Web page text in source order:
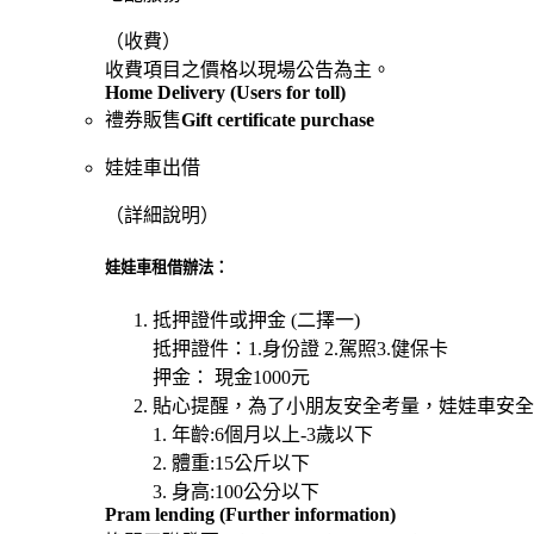
（收費）
收費項目之價格以現場公告為主。
Home Delivery (Users for toll)
禮券販售Gift certificate purchase
娃娃車出借
（詳細說明）
娃娃車租借辦法：
抵押證件或押金 (二擇一)
抵押證件：1.身份證 2.駕照3.健保卡
押金： 現金1000元
貼心提醒，為了小朋友安全考量，娃娃車安全
1. 年齡:6個月以上-3歲以下
2. 體重:15公斤以下
3. 身高:100公分以下
Pram lending (Further information)